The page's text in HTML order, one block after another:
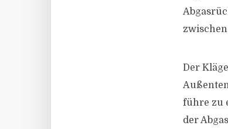
Der
führe zu
der